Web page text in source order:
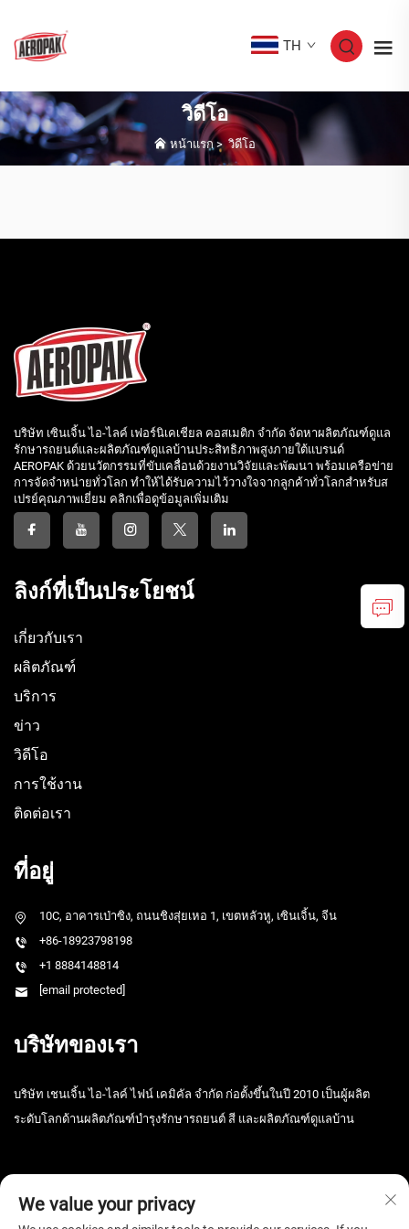
TH
วิดีโอ
หน้าแรก> วิดีโอ
บริษัท เซินเจิ้น ไอ-ไลค์ เฟอร์นิเคเชียล คอสเมติก จำกัด จัดหาผลิตภัณฑ์ดูแล
รักษารถยนต์และผลิตภัณฑ์ดูแลบ้านประสิทธิภาพสูงภายใต้แบรนด์
AEROPAK ด้วยนวัตกรรมที่ขับเคลื่อนด้วยงานวิจัยและพัฒนา พร้อมเครือข่าย
การจัดจำหน่ายทั่วโลก ทำให้ได้รับความไว้วางใจจากลูกค้าทั่วโลกสำหรับส
เปรย์คุณภาพเยี่ยม คลิกเพื่อดูข้อมูลเพิ่มเติม
ลิงก์ที่เป็นประโยชน์
เกี่ยวกับเรา
ผลิตภัณฑ์
บริการ
ข่าว
วิดีโอ
การใช้งาน
ติดต่อเรา
ที่อยู่
10C, อาคารเป่าซิง, ถนนชิงสุ่ยเหอ 1, เขตหลัวหู, เซินเจิ้น, จีน
+86-18923798198
+1 8884148814
[email protected]
บริษัทของเรา
บริษัท เชนเจิ้น ไอ-ไลค์ ไฟน์ เคมิคัล จำกัด ก่อตั้งขึ้นในปี 2010 เป็นผู้ผลิต
ระดับโลกด้านผลิตภัณฑ์บำรุงรักษารถยนต์ สี และผลิตภัณฑ์ดูแลบ้าน
We value your privacy